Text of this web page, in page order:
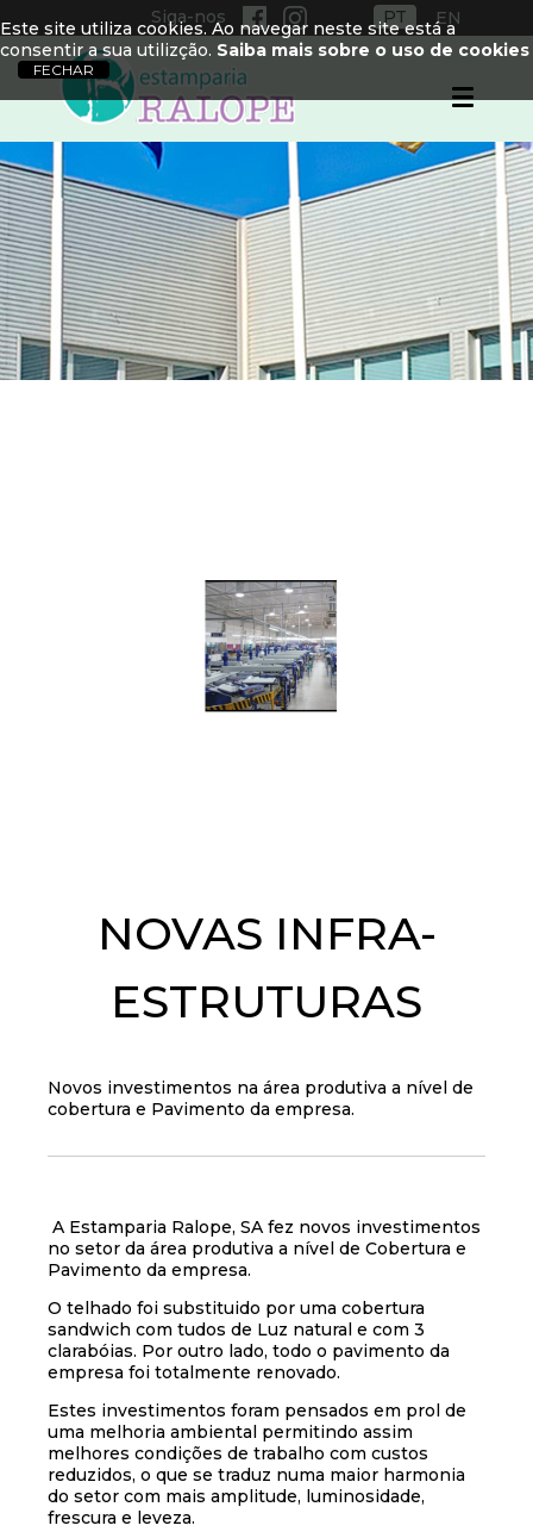
Siga-nos PT EN
NOVAS INFRA-
ESTRUTURAS
Novos investimentos na área produtiva a nível de
cobertura e Pavimento da empresa.
A Estamparia Ralope, SA fez novos investimentos
no setor da área produtiva a nível de Cobertura e
Pavimento da empresa.
O telhado foi substituido por uma cobertura
sandwich com tudos de Luz natural e com 3
clarabóias. Por outro lado, todo o pavimento da
empresa foi totalmente renovado.
Estes investimentos foram pensados em prol de
uma melhoria ambiental permitindo assim
melhores condições de trabalho com custos
reduzidos, o que se traduz numa maior harmonia
do setor com mais amplitude, luminosidade,
frescura e leveza.
Este site utiliza cookies. Ao navegar neste site está a
consentir a sua utilizção. Saiba mais sobre o uso de cookies